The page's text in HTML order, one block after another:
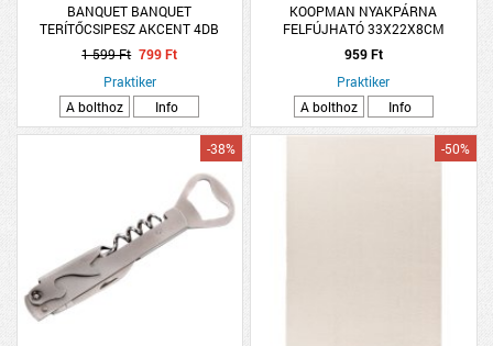
BANQUET BANQUET
TERÍTŐCSIPESZ AKCENT 4DB
1 599 Ft 799 Ft
Praktiker
A bolthoz
Info
KOOPMAN NYAKPÁRNA
FELFÚJHATÓ 33X22X8CM
TÖBBFÉLE
959 Ft
Praktiker
A bolthoz
Info
-38% -50%